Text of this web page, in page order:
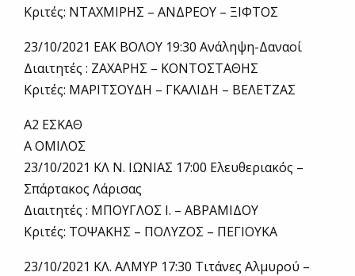
Κριτές: ΝΤΑΧΜΙΡΗΣ – ΑΝΔΡΕΟΥ – ΞΙΦΤΟΣ
23/10/2021 ΕΑΚ ΒΟΛΟΥ 19:30 Ανάληψη-Δαναοί
Διαιτητές : ΖΑΧΑΡΗΣ – ΚΟΝΤΟΣΤΑΘΗΣ
Κριτές: ΜΑΡΙΤΣΟΥΔΗ – ΓΚΑΛΙΔΗ – ΒΕΛΕΤΖΑΣ
Α2 ΕΣΚΑΘ
Α ΟΜΙΛΟΣ
23/10/2021 ΚΛ Ν. ΙΩΝΙΑΣ 17:00 Ελευθεριακός –
Σπάρτακος Λάρισας
Διαιτητές : ΜΠΟΥΓΛΟΣ Ι. – ΑΒΡΑΜΙΔΟΥ
Κριτές: ΤΟΨΑΚΗΣ – ΠΟΛΥΖΟΣ – ΠΕΓΙΟΥΚΑ
23/10/2021 ΚΛ. ΑΛΜΥΡ 17:30 Τιτάνες Αλμυρού –